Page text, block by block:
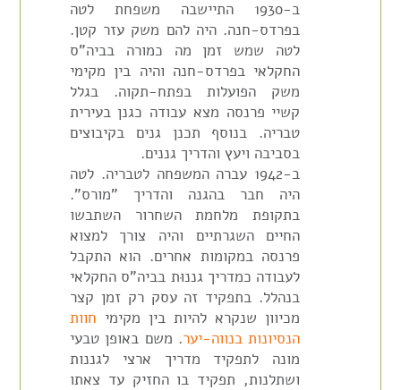
ב-1930 התיישבה משפחת לטה
בפרדס-חנה. היה להם משק עזר קטן.
לטה שמש זמן מה כמורה בביה"ס
החקלאי בפרדס-חנה והיה בין מקימי
משק הפועלות בפתח-תקוה. בגלל
קשיי פרנסה מצא עבודה כגנן בעירית
טבריה. בנוסף תכנן גנים בקיבוצים
בסביבה ויעץ והדריך גננים.
ב-1942 עברה המשפחה לטבריה. לטה
היה חבר בהגנה והדריך "מורס".
בתקופת מלחמת השחרור השתבשו
החיים השגרתיים והיה צורך למצוא
פרנסה במקומות אחרים. הוא התקבל
לעבודה כמדריך גננוּת בביה"ס החקלאי
בנהלל. בתפקיד זה עסק רק זמן קצר
מכיוון שנקרא להיות בין מקימי חוות
הנסיונות בנווה-יער. משם באופן טבעי
מונה לתפקיד מדריך ארצי לגננות
ושתלנות, תפקיד בו החזיק עד צאתו